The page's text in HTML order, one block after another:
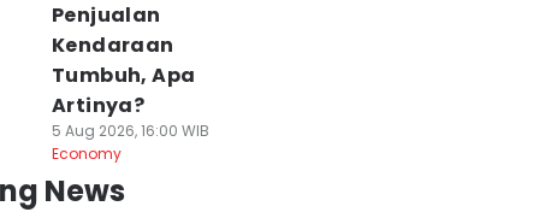
Penjualan
Kendaraan
Tumbuh, Apa
Artinya?
5 Aug 2026, 16:00 WIB
Economy
News